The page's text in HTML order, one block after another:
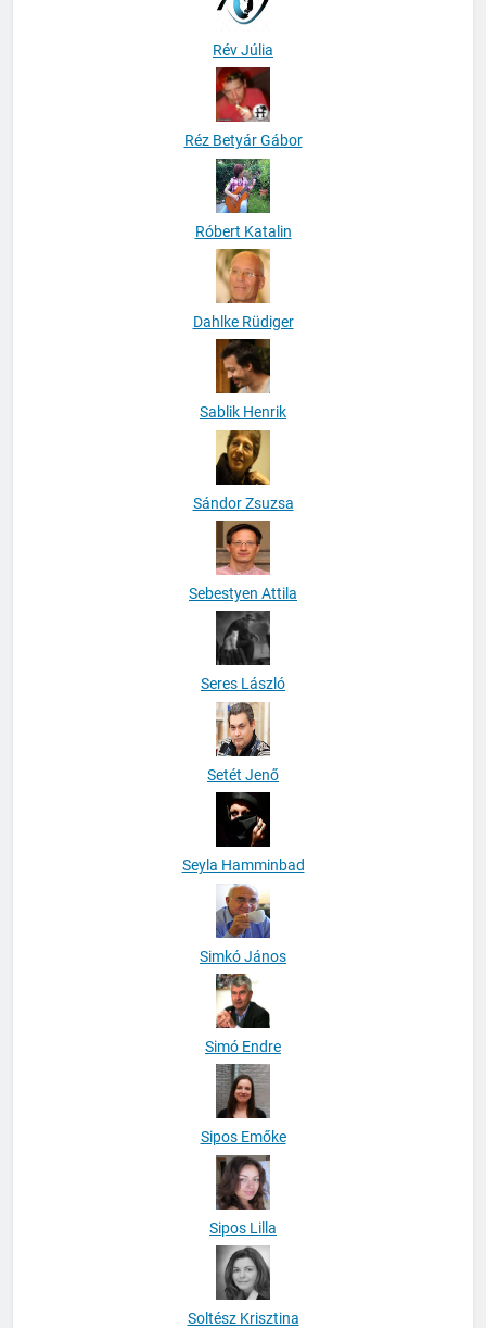
Rév Júlia
Réz Betyár Gábor
Róbert Katalin
Dahlke Rüdiger
Sablik Henrik
Sándor Zsuzsa
Sebestyen Attila
Seres László
Setét Jenő
Seyla Hamminbad
Simkó János
Simó Endre
Sipos Emőke
Sipos Lilla